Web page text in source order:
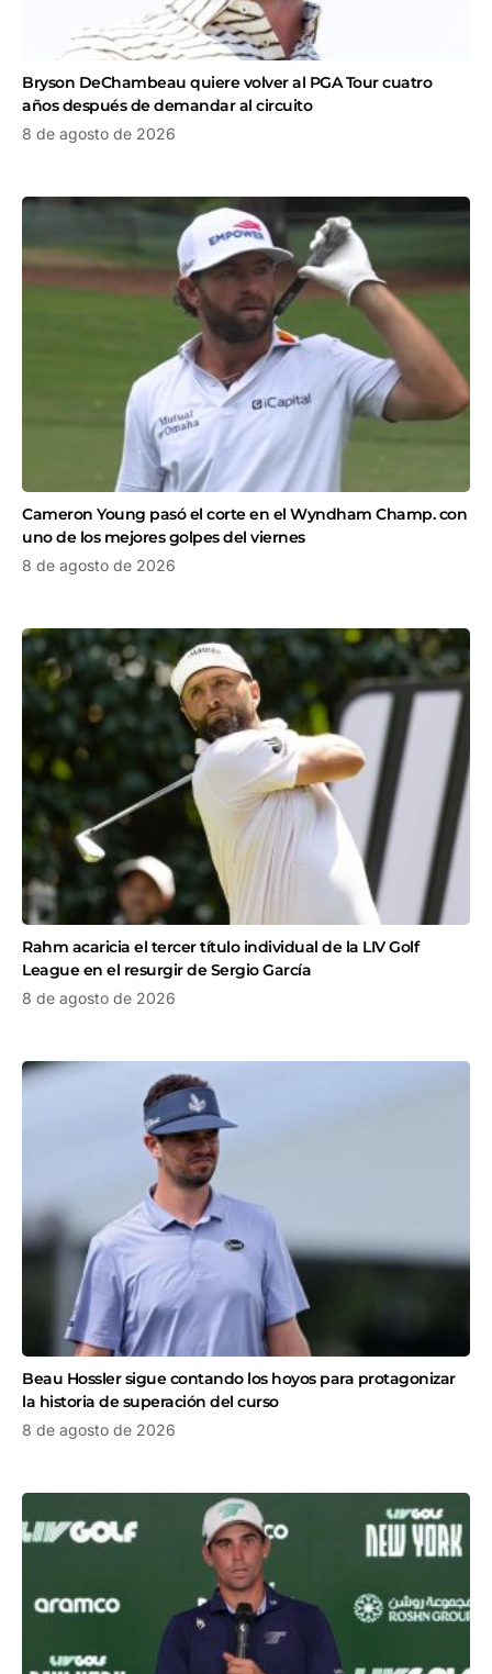
Bryson DeChambeau quiere volver al PGA Tour cuatro
años después de demandar al circuito
8 de agosto de 2026
Cameron Young pasó el corte en el Wyndham Champ. con
uno de los mejores golpes del viernes
8 de agosto de 2026
Rahm acaricia el tercer título individual de la LIV Golf
League en el resurgir de Sergio García
8 de agosto de 2026
Beau Hossler sigue contando los hoyos para protagonizar
la historia de superación del curso
8 de agosto de 2026